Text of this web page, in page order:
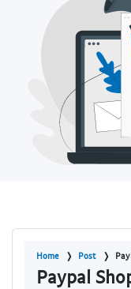
Home Post
Paypal